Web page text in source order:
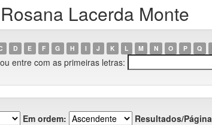
Lacerda Monte
D E F G H I J K L M N O P Q
ou entre com as primeiras letras:
Em ordem: Resultados/Página